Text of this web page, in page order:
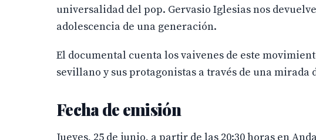
universalidad del pop. Gervasio Iglesias nos
adolescencia de una generación.
El documental cuenta los vaivenes de este
sevillano y sus protagonistas a través de una mirada
Fecha de emisión